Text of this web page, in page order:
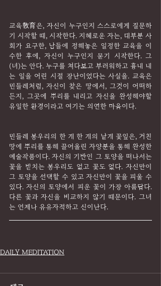
교육敎育은, 자신이 누구인지 스스로에게 질문하
기 시작할 때, 시작한다. 지혜로운 자는, 대부분 사
회가 요구한, 남들에 정해놓은 일정한 교육을 이
수한 후에, 자신이 누구인지 묻기 시작한다. 그
(녀)는 안다. 누구를 쳐다보고 부러워하고 흉내 내
는 일을 어린 시절 장난이었다는 사실을. 교육은
민들레처럼, 자신이 찾은 땅에서, 그것이 어떠하
든지, 그곳에 뿌리를 내리고 자신을 완성해야할
유일한 환경이라고 여기는 의연한 마음이다.
민들레 봉우리의 한 개 한 개의 낱개 꽃잎은, 거친
땅에 뿌리를 통해 끌어올린 자양분을 통해 완성한
예술작품이다. 자신의 기반인 그 토양을 떠나서는
꽃을 받치는 봉우리도 없고 꽃도 없다. 자신만이
그 토양을 선택할 수 있고 자신만이 꽃을 피울 수
있다. 자신의 토양에서 피운 꽃이 가장 아름답다.
다른 꽃과 자신을 비교하지 않기 때문이다. 그녀
는 언제나 유유자적하고 신이난다.
DAILY MEDITATION